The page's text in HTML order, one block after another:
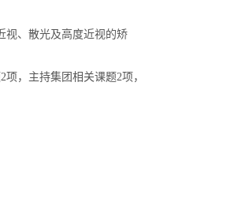
视、散光及高度近视的矫
，主持集团相关课题2项，